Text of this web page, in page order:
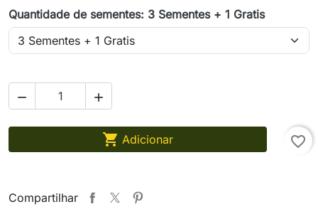
Quantidade de sementes: 3 Sementes + 1 Gratis
 
 Adicionar favorite_border
Compartilhar